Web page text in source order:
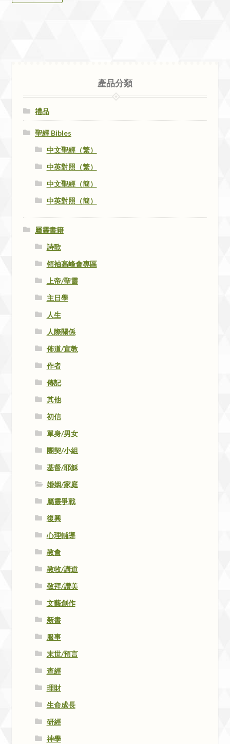
產品分類
禮品
聖經 Bibles
中文聖經（繁）
中英對照（繁）
中文聖經（簡）
中英對照（簡）
屬靈書籍
詩歌
領袖高峰會專區
上帝/聖靈
主日學
人生
人際關係
佈道/宣教
作者
傳記
其他
初信
單身/男女
團契/小組
基督/耶穌
婚姻/家庭
屬靈爭戰
復興
心理輔導
教會
教牧/講道
敬拜/讚美
文藝創作
新書
服事
末世/預言
查經
理財
生命成長
研經
神學